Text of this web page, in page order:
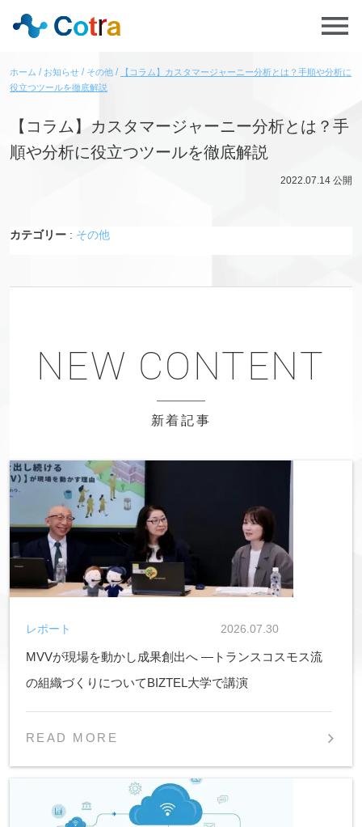
ホーム お知らせ その他
【コラム】カスタマージャーニー分析とは？手順や分析に
役立つツールを徹底解説
【コラム】カスタマージャーニー分析とは？手
順や分析に役立つツールを徹底解説
2022.07.14 公開
カテゴリー : その他
新着記事
MVVが現場を動かし成果創出へ ―トランスコスモス流
の組織づくりについてBIZTEL大学で講演
2026.07.30
レポート
READ MORE